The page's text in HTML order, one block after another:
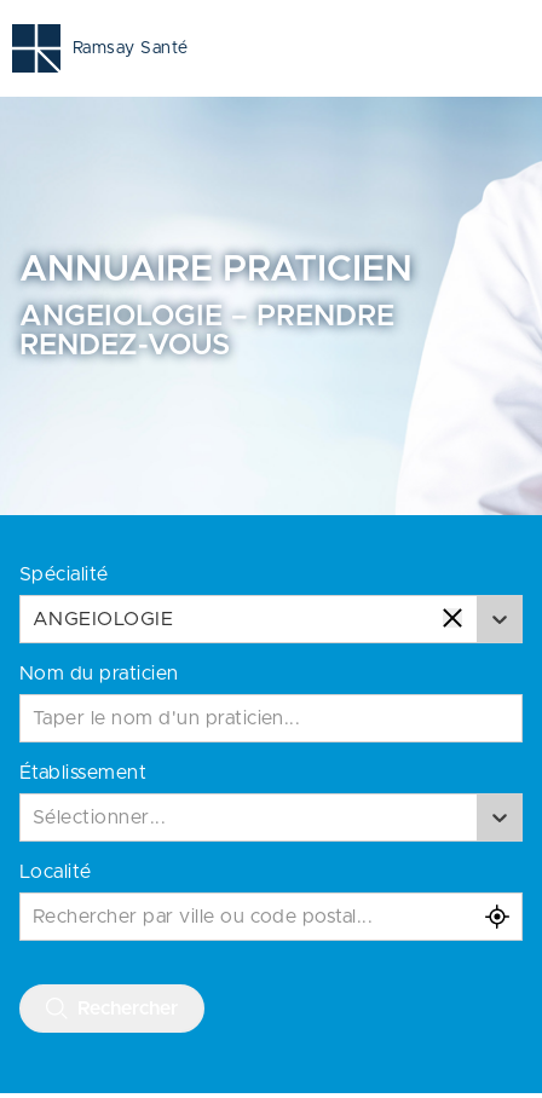
Ramsay Santé
ANNUAIRE PRATICIEN
ANGEIOLOGIE – PRENDRE
RENDEZ-VOUS
Spécialité
ANGEIOLOGIE
Nom du praticien
Établissement
Sélectionner...
Localité
Rechercher par ville ou code postal...